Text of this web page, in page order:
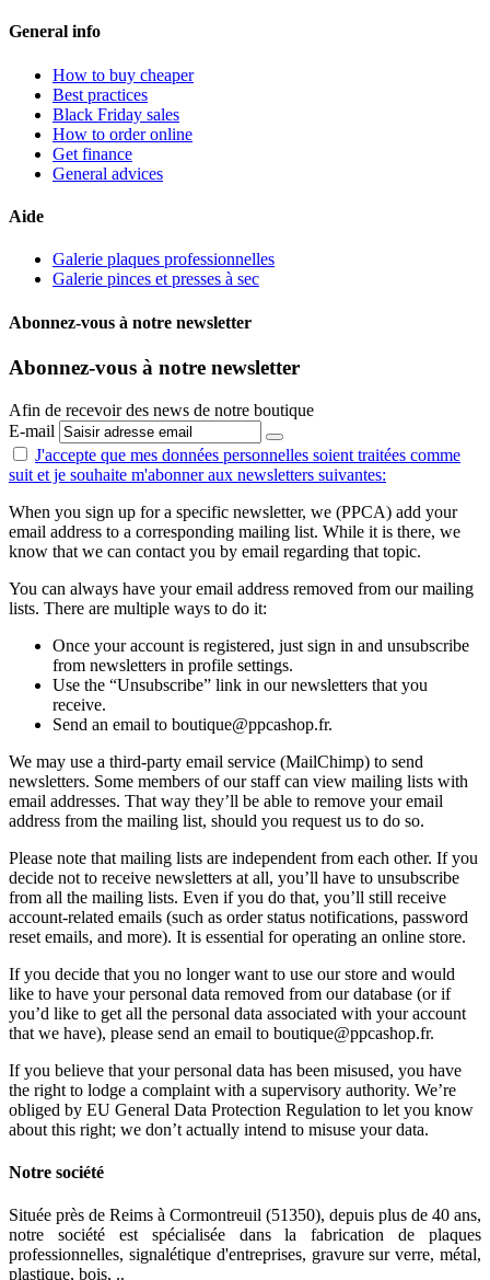
General info
How to buy cheaper
Best practices
Black Friday sales
How to order online
Get finance
General advices
Aide
Galerie plaques professionnelles
Galerie pinces et presses à sec
Abonnez-vous à notre newsletter
Abonnez-vous à notre newsletter
Afin de recevoir des news de notre boutique
E-mail
J'accepte que mes données personnelles soient traitées comme
suit et je souhaite m'abonner aux newsletters suivantes:
When you sign up for a specific newsletter, we (PPCA) add your
email address to a corresponding mailing list. While it is there, we
know that we can contact you by email regarding that topic.
You can always have your email address removed from our mailing
lists. There are multiple ways to do it:
Once your account is registered, just sign in and unsubscribe
from newsletters in profile settings.
Use the “Unsubscribe” link in our newsletters that you
receive.
Send an email to boutique@ppcashop.fr.
We may use a third-party email service (MailChimp) to send
newsletters. Some members of our staff can view mailing lists with
email addresses. That way they’ll be able to remove your email
address from the mailing list, should you request us to do so.
Please note that mailing lists are independent from each other. If you
decide not to receive newsletters at all, you’ll have to unsubscribe
from all the mailing lists. Even if you do that, you’ll still receive
account-related emails (such as order status notifications, password
reset emails, and more). It is essential for operating an online store.
If you decide that you no longer want to use our store and would
like to have your personal data removed from our database (or if
you’d like to get all the personal data associated with your account
that we have), please send an email to boutique@ppcashop.fr.
If you believe that your personal data has been misused, you have
the right to lodge a complaint with a supervisory authority. We’re
obliged by EU General Data Protection Regulation to let you know
about this right; we don’t actually intend to misuse your data.
Notre société
Située près de Reims à Cormontreuil (51350), depuis plus de 40 ans,
notre société est spécialisée dans la fabrication de plaques
professionnelles, signalétique d'entreprises, gravure sur verre, métal,
plastique, bois, ..